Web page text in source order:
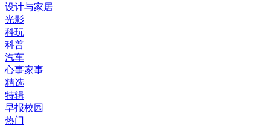
设计与家居
光影
科玩
科普
汽车
心事家事
精选
特辑
早报校园
热门